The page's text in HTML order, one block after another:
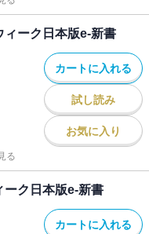
ィーク日本版e-新書
カートに入れる
試し読み
お気に入り
る
ーク日本版e-新書
カートに入れる